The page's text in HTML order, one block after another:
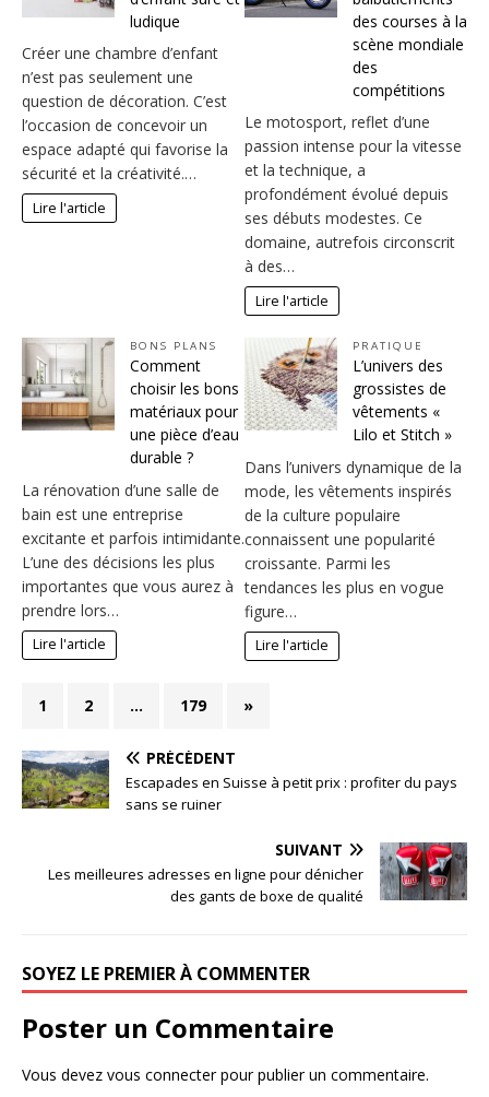
ludique
Créer une chambre d’enfant
n’est pas seulement une
question de décoration. C’est
l’occasion de concevoir un
espace adapté qui favorise la
sécurité et la créativité.…
Lire l'article
des courses à la
scène mondiale
des
compétitions
Le motosport, reflet d’une
passion intense pour la vitesse
et la technique, a
profondément évolué depuis
ses débuts modestes. Ce
domaine, autrefois circonscrit
à des…
Lire l'article
BONS PLANS
Comment
choisir les bons
matériaux pour
une pièce d’eau
durable ?
La rénovation d’une salle de
bain est une entreprise
excitante et parfois intimidante.
L’une des décisions les plus
importantes que vous aurez à
prendre lors…
Lire l'article
PRATIQUE
L’univers des
grossistes de
vêtements «
Lilo et Stitch »
Dans l’univers dynamique de la
mode, les vêtements inspirés
de la culture populaire
connaissent une popularité
croissante. Parmi les
tendances les plus en vogue
figure…
Lire l'article
1 2 … 179 »
PRÉCÉDENT
Escapades en Suisse à petit prix : profiter du pays
sans se ruiner
SUIVANT
Les meilleures adresses en ligne pour dénicher
des gants de boxe de qualité
SOYEZ LE PREMIER À COMMENTER
Poster un Commentaire
Vous devez vous connecterpour publier un commentaire.